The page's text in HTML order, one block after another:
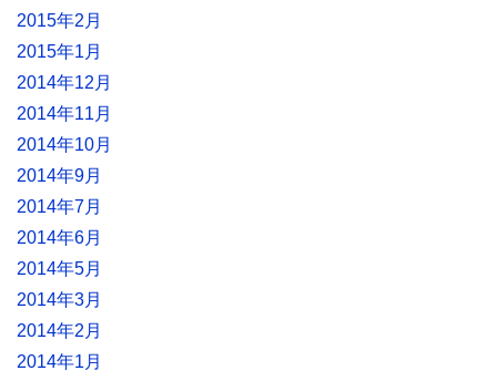
2015年2月
2015年1月
2014年12月
2014年11月
2014年10月
2014年9月
2014年7月
2014年6月
2014年5月
2014年3月
2014年2月
2014年1月